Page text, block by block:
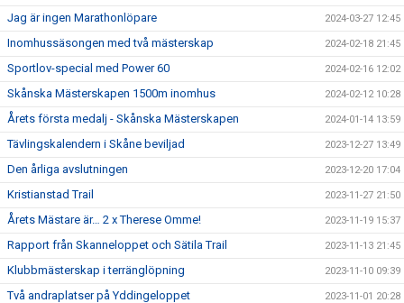
Jag är ingen Marathonlöpare 2024-03-27 12:45
Inomhussäsongen med två mästerskap 2024-02-18 21:45
Sportlov-special med Power 60 2024-02-16 12:02
Skånska Mästerskapen 1500m inomhus 2024-02-12 10:28
Årets första medalj - Skånska Mästerskapen 2024-01-14 13:59
Tävlingskalendern i Skåne beviljad 2023-12-27 13:49
Den årliga avslutningen 2023-12-20 17:04
Kristianstad Trail 2023-11-27 21:50
Årets Mästare är… 2 x Therese Omme! 2023-11-19 15:37
Rapport från Skanneloppet och Sätila Trail 2023-11-13 21:45
Klubbmästerskap i terränglöpning 2023-11-10 09:39
Två andraplatser på Yddingeloppet 2023-11-01 20:28